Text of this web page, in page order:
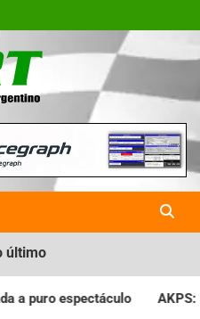
Revista
en
último
Intervino la IGJ y oficializó el